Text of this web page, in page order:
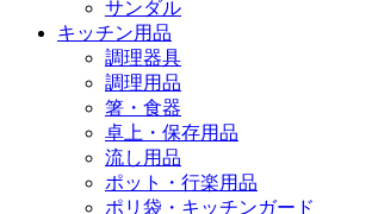
サンダル
キッチン用品
調理器具
調理用品
箸・食器
卓上・保存用品
流し用品
ポット・行楽用品
ポリ袋・キッチンガード